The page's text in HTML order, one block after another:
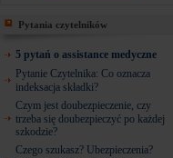
Pytania czytelników
5 pytań o assistance medyczne
Pytanie Czytelnika: Co oznacza
indeksacja składki?
Czym jest doubezpieczenie, czy
trzeba się doubezpieczyć po każdej
szkodzie?
Czego szukasz? Ubezpieczenia?